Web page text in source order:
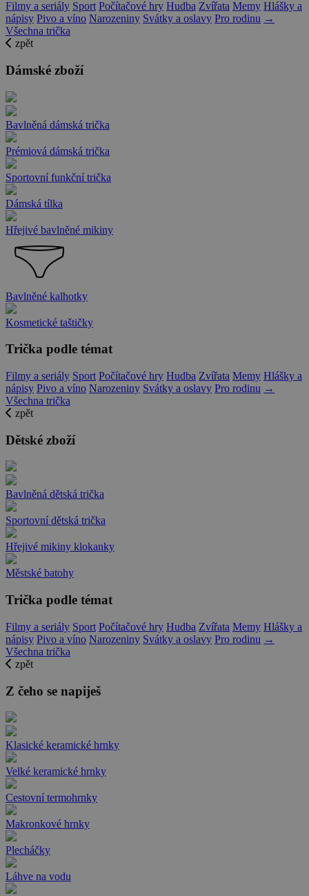
Filmy a seriály Sport Počítačové hry Hudba Zvířata Memy Hlášky a
nápisy Pivo a víno Narozeniny Svátky a oslavy Pro rodinu →
Všechna trička
zpět
Dámské zboží
Bavlněná dámská trička
Prémiová dámská trička
Sportovní funkční trička
Dámská tílka
Hřejivé bavlněné mikiny
Bavlněné kalhotky
Kosmetické taštičky
Trička podle témat
Filmy a seriály Sport Počítačové hry Hudba Zvířata Memy Hlášky a
nápisy Pivo a víno Narozeniny Svátky a oslavy Pro rodinu →
Všechna trička
zpět
Dětské zboží
Bavlněná dětská trička
Sportovní dětská trička
Hřejivé mikiny klokanky
Městské batohy
Trička podle témat
Filmy a seriály Sport Počítačové hry Hudba Zvířata Memy Hlášky a
nápisy Pivo a víno Narozeniny Svátky a oslavy Pro rodinu →
Všechna trička
zpět
Z čeho se napiješ
Klasické keramické hrnky
Velké keramické hrnky
Cestovní termohrnky
Makronkové hrnky
Plecháčky
Láhve na vodu